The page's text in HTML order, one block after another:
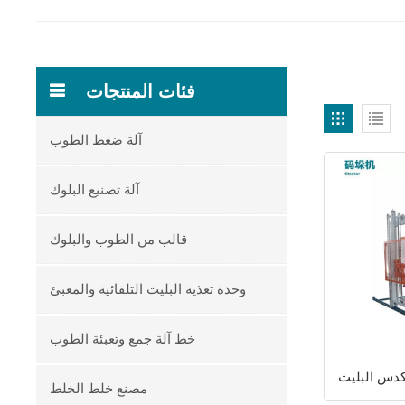
البليت
فئات المنتجات
آلة ضغط الطوب
آلة تصنيع البلوك
قالب من الطوب والبلوك
وحدة تغذية البليت التلقائية والمعبئ
خط آلة جمع وتعبئة الطوب
مصنع خلط الخلط